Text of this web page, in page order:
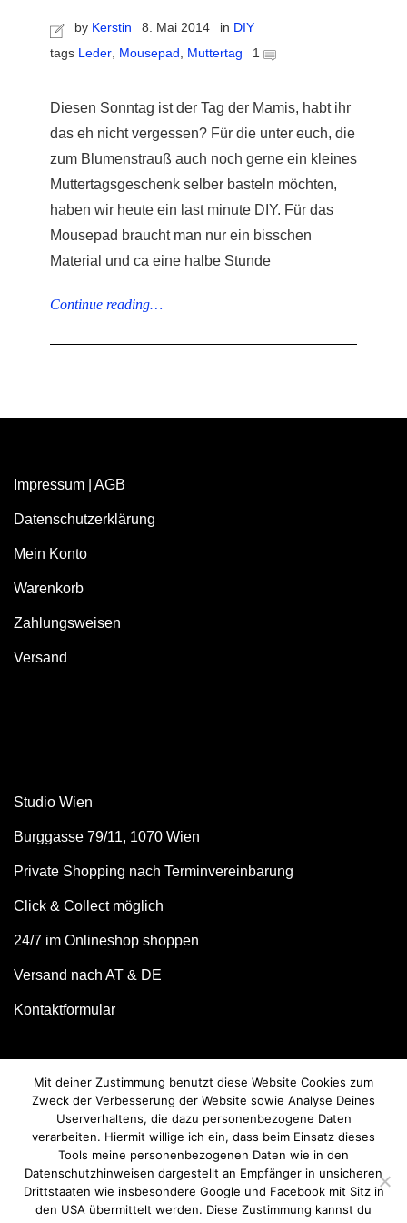
by Kerstin 8. Mai 2014 in DIY
tags Leder Mousepad Muttertag 1
Diesen Sonntag ist der Tag der Mamis, habt ihr
das eh nicht vergessen? Für die unter euch, die
zum Blumenstrauß auch noch gerne ein kleines
Muttertagsgeschenk selber basteln möchten,
haben wir heute ein last minute DIY. Für das
Mousepad braucht man nur ein bisschen
Material und ca eine halbe Stunde
Continue reading…
Impressum AGB
Datenschutzerklärung
Mein Konto
Warenkorb
Zahlungsweisen
Versand
Studio Wien
Burggasse 79/11, 1070 Wien
Private Shopping nach Terminvereinbarung
Click & Collect möglich
24/7 im Onlineshop shoppen
Versand nach AT & DE
Kontaktformular
© we love handmade 2026. All rights reserved.
Mit deiner Zustimmung benutzt diese Website Cookies zum
Zweck der Verbesserung der Website sowie Analyse Deines
Userverhaltens, die dazu personenbezogene Daten
verarbeiten. Hiermit willige ich ein, dass beim Einsatz dieses
Tools meine personenbezogenen Daten wie in den
Datenschutzhinweisen dargestellt an Empfänger in unsicheren
Drittstaaten wie insbesondere Google und Facebook mit Sitz in
den USA übermittelt werden. Diese Zustimmung kannst du